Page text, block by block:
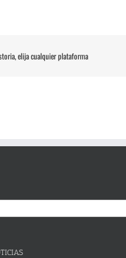
elija cualquier plataforma